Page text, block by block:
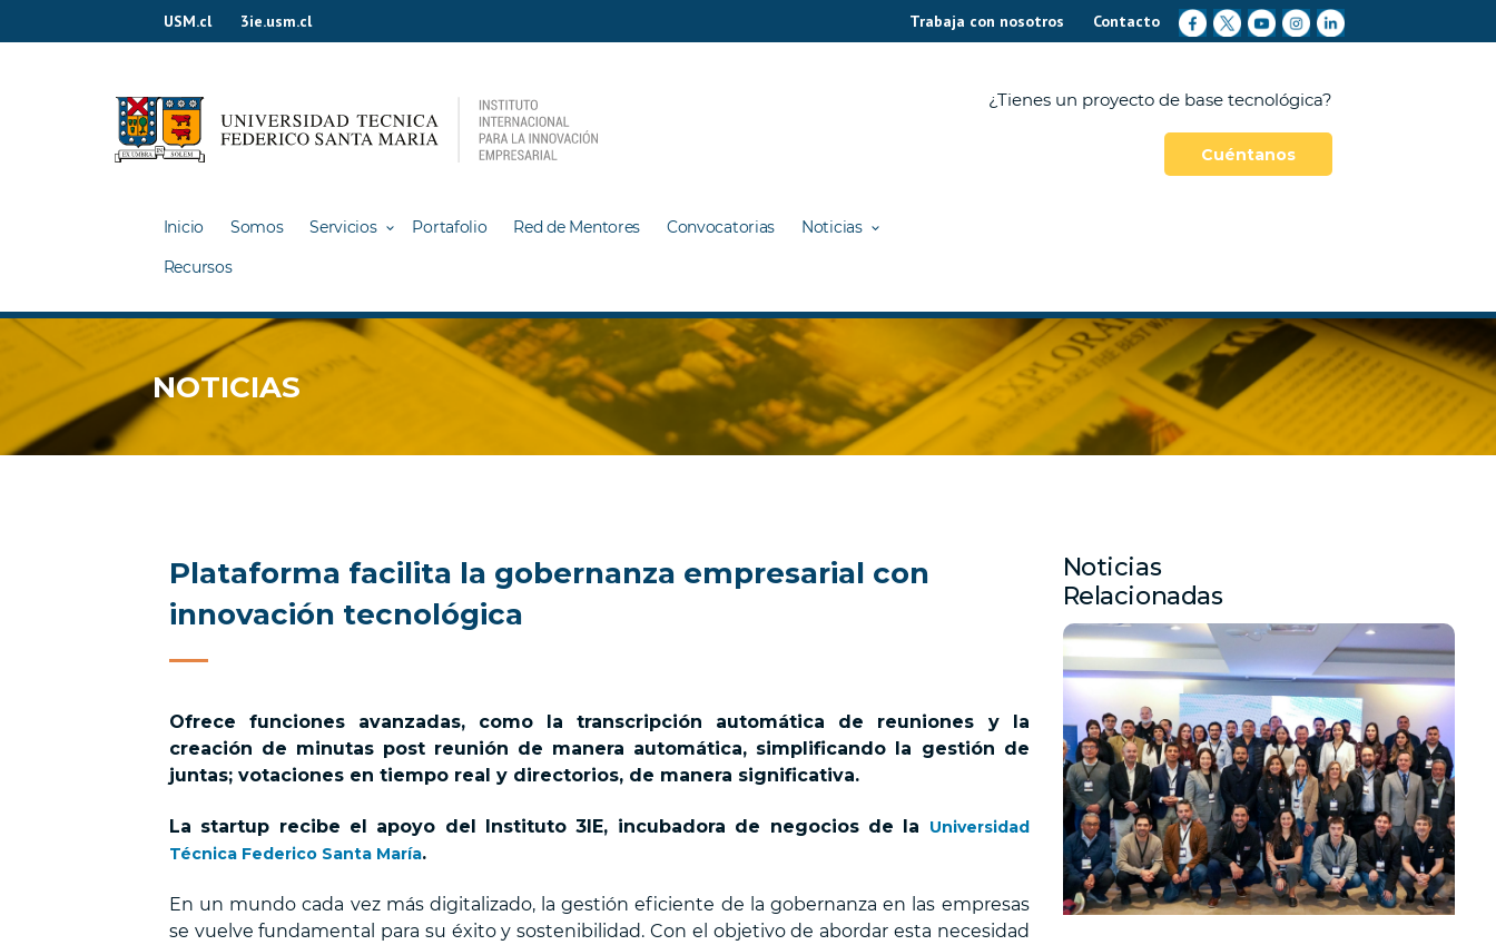
USM.cl 3ie.usm.cl Trabaja con nosotros Contacto
¿Tienes un proyecto de base tecnológica?
Cuéntanos
Inicio Somos Servicios Portafolio Red de Mentores Convocatorias
Noticias
Recursos
NOTICIAS
Plataforma facilita la gobernanza empresarial con
innovación tecnológica
Ofrece funciones avanzadas, como la transcripción automática de reuniones y la
creación de minutas post reunión de manera automática, simplificando la gestión de
juntas; votaciones en tiempo real y directorios, de manera significativa.
La startup recibe el apoyo del Instituto 3IE, incubadora de negocios de la
Universidad
Técnica Federico Santa María.
En un mundo cada vez más digitalizado, la gestión eficiente de la gobernanza en las empresas
se vuelve fundamental para su éxito y sostenibilidad. Con el objetivo de abordar esta necesidad
Noticias
Relacionadas